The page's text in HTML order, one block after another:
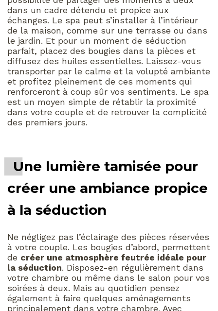
dans un cadre détendu et propice aux
échanges. Le spa peut s’installer à l’intérieur
de la maison, comme sur une terrasse ou dans
le jardin. Et pour un moment de séduction
parfait, placez des bougies dans la pièces et
diffusez des huiles essentielles. Laissez-vous
transporter par le calme et la volupté ambiante
et profitez pleinement de ces moments qui
renforceront à coup sûr vos sentiments. Le spa
est un moyen simple de rétablir la proximité
dans votre couple et de retrouver la complicité
des premiers jours.
Une lumière tamisée pour
créer une ambiance propice
à la séduction
Ne négligez pas l’éclairage des pièces réservées
à votre couple. Les bougies d’abord, permettent
de créer une atmosphère feutrée idéale pour
la séduction. Disposez-en régulièrement dans
votre chambre ou même dans le salon pour vos
soirées à deux. Mais au quotidien pensez
également à faire quelques aménagements
principalement dans votre chambre. Avec